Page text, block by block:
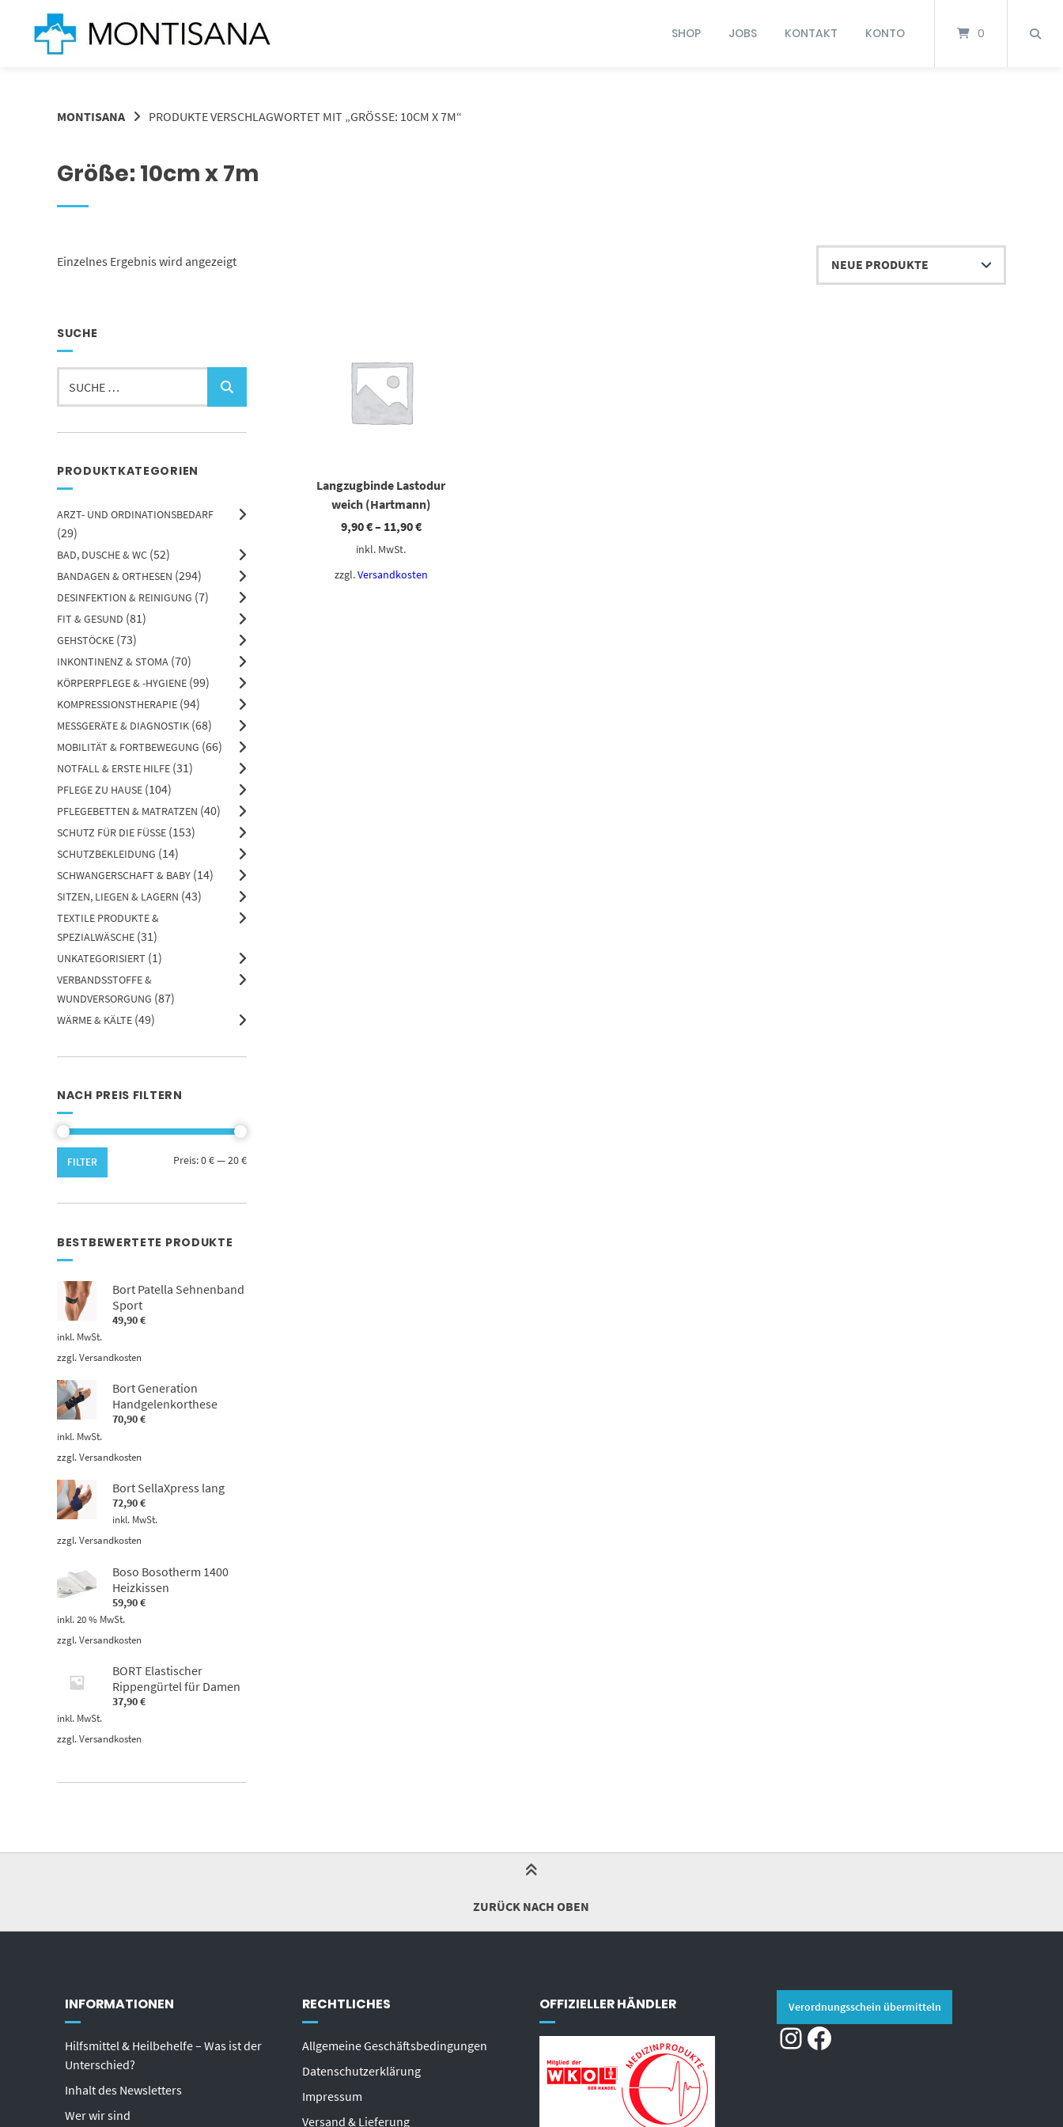
Springen
SHOP JOBS KONTAKT KONTO 0
MONTISANA PRODUKTE VERSCHLAGWORTET MIT „GRÖSSE: 10CM X 7M“
Größe: 10cm x 7m
Einzelnes Ergebnis wird angezeigt
Langzugbinde Lastodur
weich (Hartmann)
9,90€– 11,90€
inkl. MwSt.
zzgl.Versandkosten
SUCHE
nach:
PRODUKTKATEGORIEN
ARZT- UND ORDINATIONSBEDARF
(29)
BAD, DUSCHE & WC (52)
BANDAGEN & ORTHESEN (294)
DESINFEKTION & REINIGUNG (7)
FIT & GESUND (81)
GEHSTÖCKE (73)
INKONTINENZ & STOMA (70)
KÖRPERPFLEGE & -HYGIENE (99)
KOMPRESSIONSTHERAPIE (94)
MESSGERÄTE & DIAGNOSTIK (68)
MOBILITÄT & FORTBEWEGUNG (66)
NOTFALL & ERSTE HILFE (31)
PFLEGE ZU HAUSE (104)
PFLEGEBETTEN & MATRATZEN (40)
SCHUTZ FÜR DIE FÜSSE (153)
SCHUTZBEKLEIDUNG (14)
SCHWANGERSCHAFT & BABY (14)
SITZEN, LIEGEN & LAGERN (43)
TEXTILE PRODUKTE &
SPEZIALWÄSCHE (31)
UNKATEGORISIERT (1)
VERBANDSSTOFFE &
WUNDVERSORGUNG (87)
WÄRME & KÄLTE (49)
NACH PREIS FILTERN
Min.
Max.
FILTER Preis:0 €—20 €
BESTBEWERTETE PRODUKTE
Bort Patella Sehnenband
Sport
49,90€
inkl. MwSt.
zzgl.Versandkosten
Bort Generation
Handgelenkorthese
70,90€
inkl. MwSt.
zzgl.Versandkosten
Bort SellaXpress lang
72,90€
inkl. MwSt.
zzgl.Versandkosten
Boso Bosotherm 1400
Heizkissen
59,90€
inkl. 20 % MwSt.
zzgl.Versandkosten
BORT Elastischer
Rippengürtel für Damen
37,90€
inkl. MwSt.
zzgl.Versandkosten
ZURÜCK NACH OBEN
INFORMATIONEN
Hilfsmittel & Heilbehelfe – Was ist der
Unterschied?
Inhalt des Newsletters
Wer wir sind
RECHTLICHES
Allgemeine Geschäftsbedingungen
Datenschutzerklärung
Impressum
Versand & Lieferung
OFFIZIELLER HÄNDLER Verordnungsschein übermitteln
InstagramFacebook